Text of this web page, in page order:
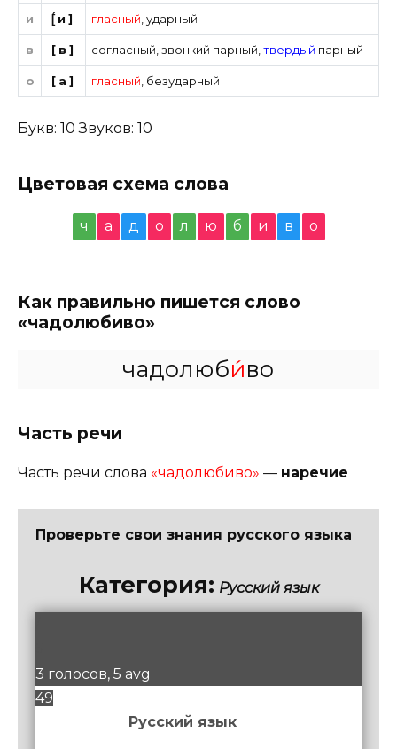
и [́и] гласный,ударный
в [в] согласный,звонкий парный,твердый парный
о [а] гласный, безударный
Букв: 10 Звуков: 10
Цветовая схема слова
ч а д о л ю б и в о
Как правильно пишется слово
«чадолюбиво»
чадолюби́во
Часть речи
Часть речи слова «чадолюбиво» — наречие
Проверьте свои знания русского языка
Категория: Русский язык
3 голосов, 5 avg
49
Русский язык